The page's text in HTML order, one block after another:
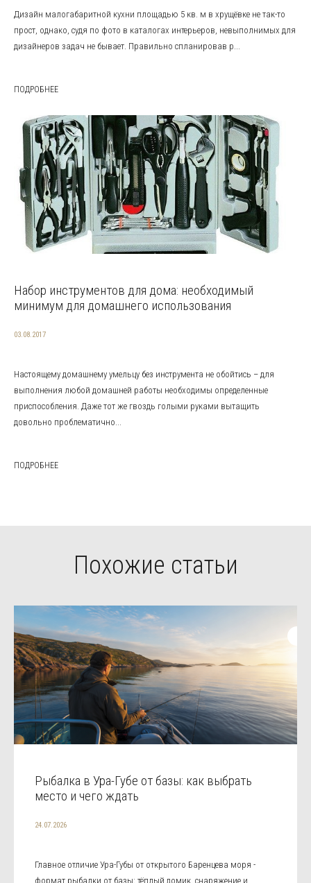
Дизайн малогабаритной кухни площадью 5 кв. м в хрущёвке не так-то
прост, однако, судя по фото в каталогах интерьеров, невыполнимых для
дизайнеров задач не бывает. Правильно спланировав р...
ПОДРОБНЕЕ
Набор инструментов для дома: необходимый
минимум для домашнего использования
03.08.2017
Настоящему домашнему умельцу без инструмента не обойтись – для
выполнения любой домашней работы необходимы определенные
приспособления. Даже тот же гвоздь голыми руками вытащить
довольно проблематично...
ПОДРОБНЕЕ
Похожие статьи
Рыбалка в Ура-Губе от базы: как выбрать
место и чего ждать
24.07.2026
Главное отличие Ура-Губы от открытого Баренцева моря -
формат рыбалки от базы: тёплый домик, снаряжение и